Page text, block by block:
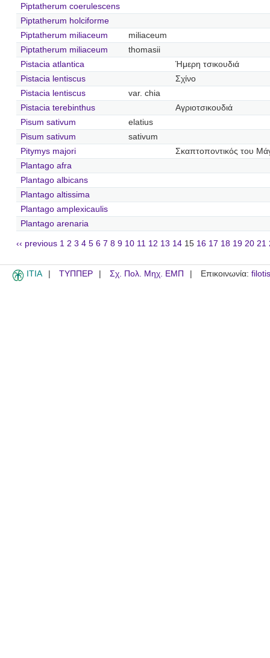
Piptatherum coerulescens
Piptatherum holciforme
Piptatherum miliaceum
miliaceum
Piptatherum miliaceum
thomasii
Pistacia atlantica
Ήμερη τσικουδιά
Pistacia lentiscus
Σχίνο
Pistacia lentiscus
var. chia
Pistacia terebinthus
Αγριοτσικουδιά
Pisum sativum
elatius
Pisum sativum
sativum
Pitymys majori
Σκαπτοποντικός του
Plantago afra
Plantago albicans
Plantago altissima
Plantago amplexicaulis
Plantago arenaria
‹‹ previous 1 2 3 4 5 6 7 8 9 10 11 12 13 14 15 16 17 18 19 20 21
ITIA ΤΥΠΠΕΡ Σχ. Πολ. Μηχ. ΕΜΠ Επικοινωνία: